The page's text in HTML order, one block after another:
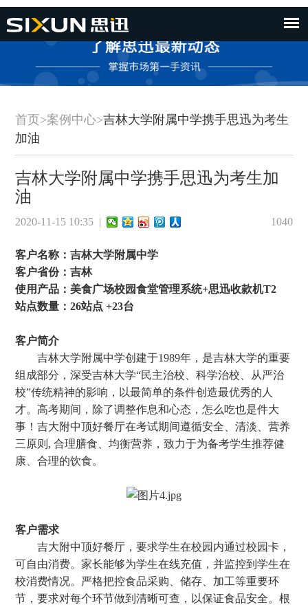
首页>案例中心>吉林大学附属中学携手思迅为考生
加油
吉林大学附属中学携手思迅为考生加
油
2020-11-15 10:35 | 1040
客户名称：吉林大学附属中学
客户省份：吉林
使用产品：美食广场校园食堂管理系统+思迅收款机T2
站点数量：26站点 +23台
客户简介
吉林大学附属中学创建于1989年，是吉林大学的重要
组成部分，深受吉林大学“民主治校、科学治校、从严治
校”传统精神的影响，以最简单的条件创造最优秀的人
才。高考期间，除了调整作息和心态，怎么吃也是件大
事！吉大附中顶好餐厅在考试期间遵循安全、清淡、营养
三原则, 合理膳食、均衡营养，致力于为备考学生推荐健
康、合理的饮食。
客户需求
吉大附中顶好餐厅，要求学生在校园内通过校园卡，
可自由消费。家长能够为学生在线充值，并监控到学生在
校消费情况。严格把控食品采购、储存、加工等重要环
节，要求对每个环节做到清晰可查，以保证食品安全。根